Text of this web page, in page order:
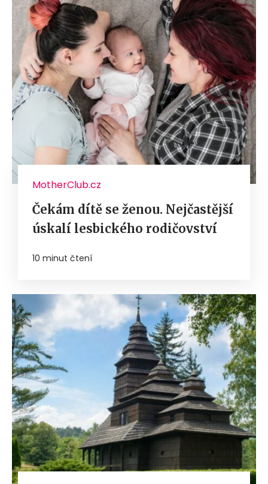
MotherClub.cz
Čekám dítě se ženou. Nejčastější
úskalí lesbického rodičovství
10 minut čtení